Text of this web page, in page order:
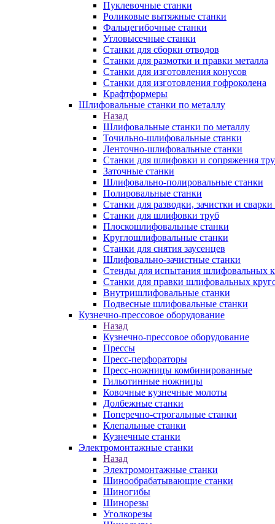
Пуклевочные станки
Роликовые вытяжные станки
Фальцегибочные станки
Угловысечные станки
Станки для сборки отводов
Станки для размотки и правки металла
Станки для изготовления конусов
Станки для изготовления гофроколена
Крафтформеры
Шлифовальные станки по металлу
Назад
Шлифовальные станки по металлу
Точильно-шлифовальные станки
Ленточно-шлифовальные станки
Станки для шлифовки и сопряжения
Заточные станки
Шлифовально-полировальные станки
Полировальные станки
Станки для разводки, зачистки и сварки
Станки для шлифовки труб
Плоскошлифовальные станки
Круглошлифовальные станки
Станки для снятия заусенцев
Шлифовально-зачистные станки
Стенды для испытания шлифовальных
Станки для правки шлифовальных
Внутришлифовальные станки
Подвесные шлифовальные станки
Кузнечно-прессовое оборудование
Назад
Кузнечно-прессовое оборудование
Прессы
Пресс-перфораторы
Пресс-ножницы комбинированные
Гильотинные ножницы
Ковочные кузнечные молоты
Долбежные станки
Поперечно-строгальные станки
Клепальные станки
Кузнечные станки
Электромонтажные станки
Назад
Электромонтажные станки
Шинообрабатывающие станки
Шиногибы
Шинорезы
Уголкорезы